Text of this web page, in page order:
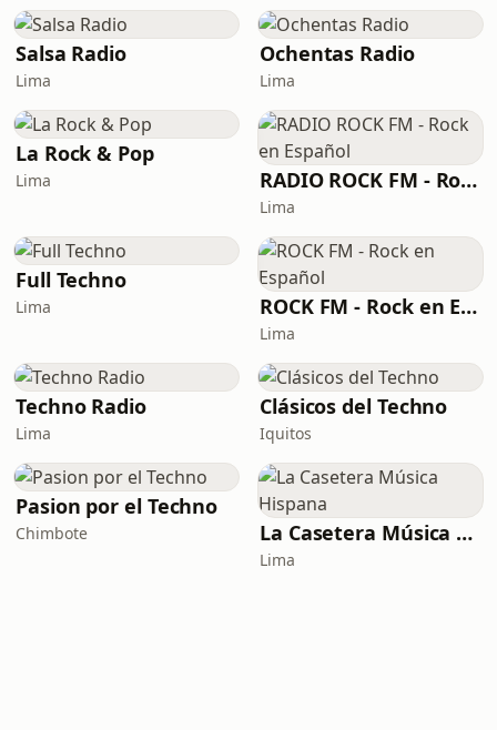
Salsa Radio
Lima
Ochentas Radio
Lima
La Rock & Pop
Lima RADIO ROCK FM - Rock en Español
Lima
Full Techno
Lima ROCK FM - Rock en Español
Lima
Techno Radio
Lima
Clásicos del Techno
Iquitos
Pasion por el Techno
Chimbote La Casetera Música Hispana
Lima